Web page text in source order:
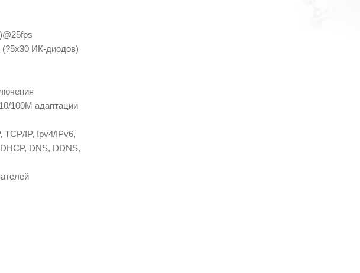
ИК-диодов)
100M адаптации
IP, Ipv4/IPv6,
DNS, DDNS,